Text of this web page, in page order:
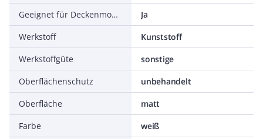
Geeignet für Deckenmontage
Ja
Werkstoff
Kunststoff
Werkstoffgüte
sonstige
Oberflächenschutz
unbehandelt
Oberfläche
matt
Farbe
weiß